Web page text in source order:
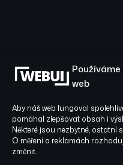
web
Aby náš web fungoval
pomáhal zlepšovat obsah i
Některé jsou nezbytné, ostatní
O měření a reklamách
změnit.